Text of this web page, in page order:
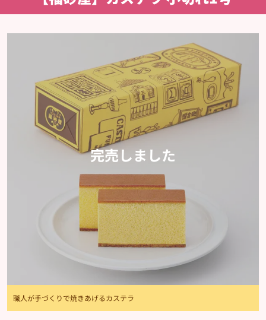
職人が手づくりで焼きあげるカステラ
完売しました